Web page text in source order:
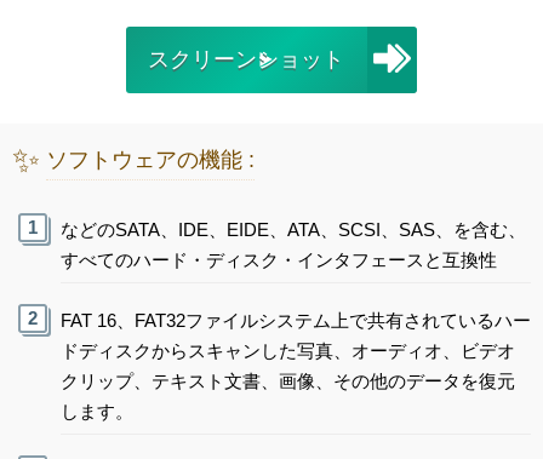
スクリーンショット
✨ ソフトウェアの機能 :
などのSATA、IDE、EIDE、ATA、SCSI、SAS、を含む、
すべてのハード・ディスク・インタフェースと互換性
FAT 16、FAT32ファイルシステム上で共有されているハー
ドディスクからスキャンした写真、オーディオ、ビデオ
クリップ、テキスト文書、画像、その他のデータを復元
します。